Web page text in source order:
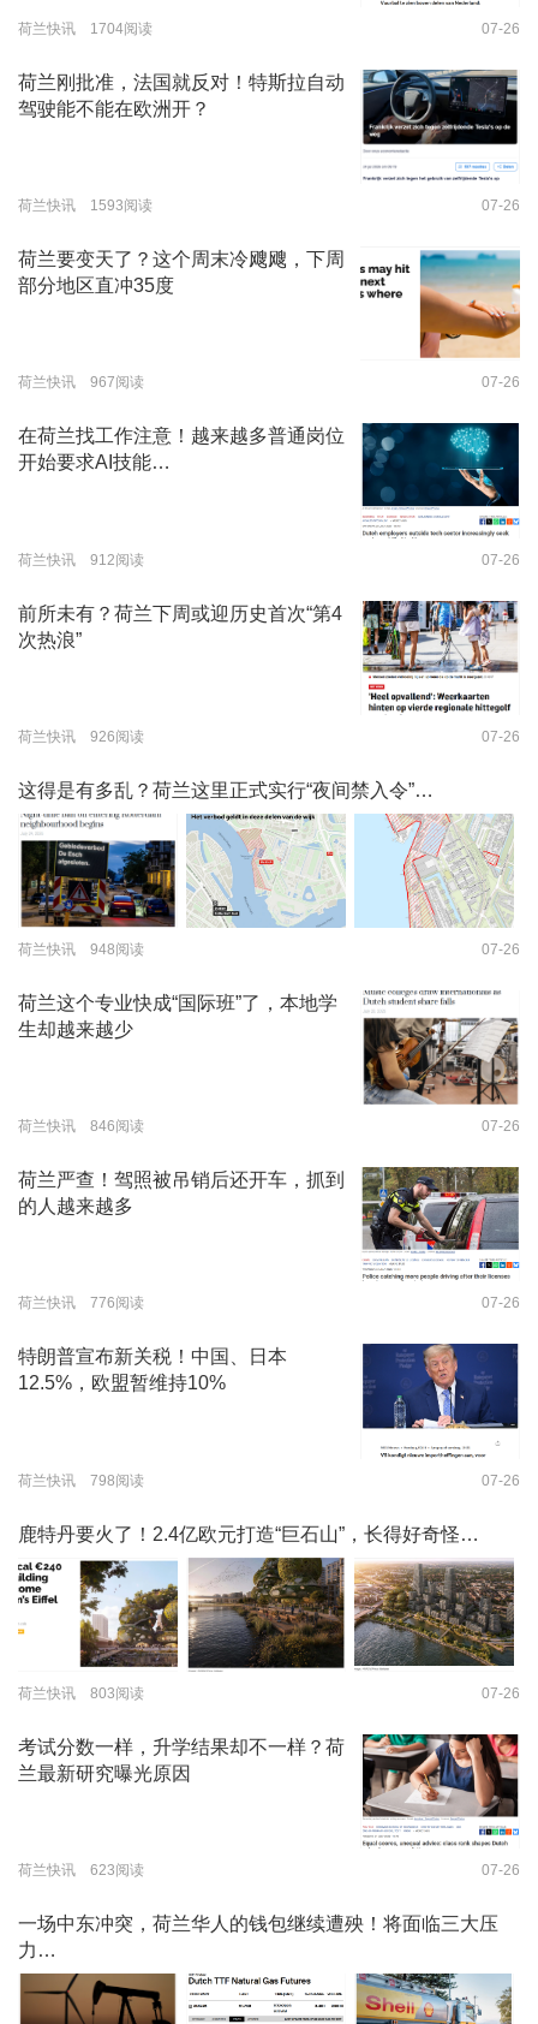
荷兰快讯 1704阅读 07-26
荷兰刚批准，法国就反对！特斯拉自动
驾驶能不能在欧洲开？
荷兰快讯 1593阅读 07-26
荷兰要变天了？这个周末冷飕飕，下周
部分地区直冲35度
荷兰快讯 967阅读 07-26
在荷兰找工作注意！越来越多普通岗位
开始要求AI技能…
荷兰快讯 912阅读 07-26
前所未有？荷兰下周或迎历史首次“第4
次热浪”
荷兰快讯 926阅读 07-26
这得是有多乱？荷兰这里正式实行“夜间禁入令”…
荷兰快讯 948阅读 07-26
荷兰这个专业快成“国际班”了，本地学
生却越来越少
荷兰快讯 846阅读 07-26
荷兰严查！驾照被吊销后还开车，抓到
的人越来越多
荷兰快讯 776阅读 07-26
特朗普宣布新关税！中国、日本
12.5%，欧盟暂维持10%
荷兰快讯 798阅读 07-26
鹿特丹要火了！2.4亿欧元打造“巨石山”，长得好奇怪…
荷兰快讯 803阅读 07-26
考试分数一样，升学结果却不一样？荷
兰最新研究曝光原因
荷兰快讯 623阅读 07-26
一场中东冲突，荷兰华人的钱包继续遭殃！将面临三大压
力…